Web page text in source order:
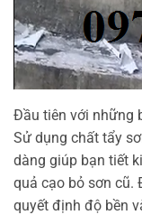
Đầu tiên với những
Sử dụng chất tẩy
dàng giúp bạn tiết
quả cạo bỏ sơn cũ.
quyết định độ bền